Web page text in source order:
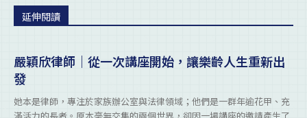
延伸閱讀
嚴穎欣律師｜從一次講座開始，讓樂齡人生重新出
發
她本是律師，專注於家族辦公室與法律領域；他們是一群年逾花甲、充